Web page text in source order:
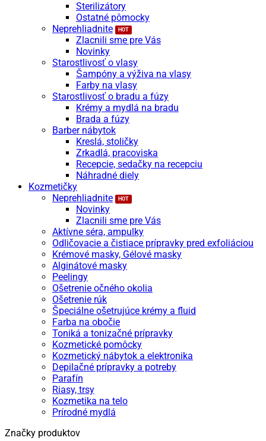
Sterilizátory
Ostatné pômocky
Neprehliadnite
Zlacnili sme pre Vás
Novinky
Starostlivosť o vlasy
Šampóny a výživa na vlasy
Farby na vlasy
Starostlivosť o bradu a fúzy
Krémy a mydlá na bradu
Brada a fúzy
Barber nábytok
Kreslá, stoličky
Zrkadlá, pracoviska
Recepcie, sedačky na recepciu
Náhradné diely
Kozmetičky
Neprehliadnite
Novinky
Zlacnili sme pre Vás
Aktívne séra, ampulky
Odličovacie a čistiace prípravky pred exfoliáciou
Krémové masky, Gélové masky
Alginátové masky
Peelingy
Ošetrenie očného okolia
Ošetrenie rúk
Špeciálne ošetrujúce krémy a fluid
Farba na obočie
Toniká a tonizačné prípravky
Kozmetické pomôcky
Kozmetický nábytok a elektronika
Depilačné prípravky a potreby
Parafín
Riasy, trsy
Kozmetika na telo
Prírodné mydlá
Značky produktov